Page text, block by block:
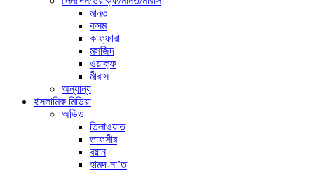
মানত
কসম
কাফ্ফারা
মসজিদ
ওয়াক্ফ
মীরাস
অন্যান্য
ইসলামিক মিডিয়া
অডিও
তিলাওয়াত
তাফসীর
বয়ান
হামদ-না’ত